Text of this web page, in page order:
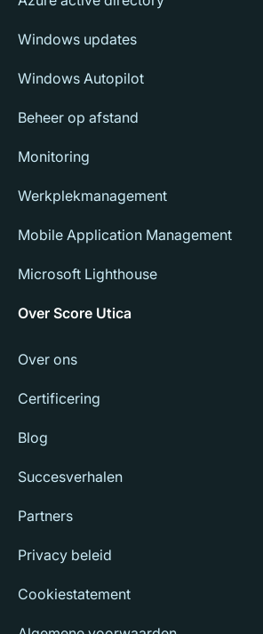
Windows updates
Windows Autopilot
Beheer op afstand
Monitoring
Werkplekmanagement
Mobile Application Management
Microsoft Lighthouse
Over Score Utica
Over ons
Certificering
Blog
Succesverhalen
Partners
Privacy beleid
Cookiestatement